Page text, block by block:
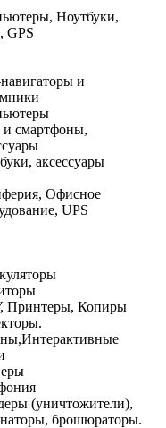
Ноутбуки,
и
смартфоны,
аксессуары
Офисное
UPS
Копиры
(уничтожители),
брошюраторы.